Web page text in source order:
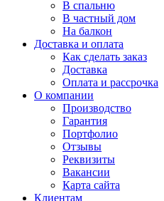
В спальню
В частный дом
На балкон
Доставка и оплата
Как сделать заказ
Доставка
Оплата и рассрочка
О компании
Производство
Гарантия
Портфолио
Отзывы
Реквизиты
Вакансии
Карта сайта
Клиентам